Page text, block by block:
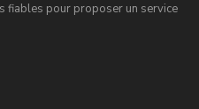
fiables pour proposer un service